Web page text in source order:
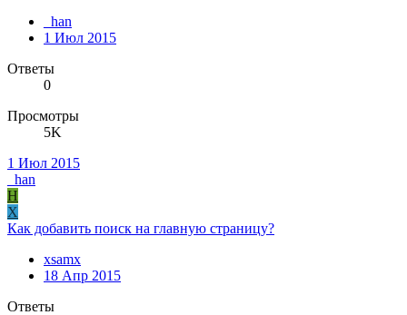
_han
1 Июл 2015
Ответы
0
Просмотры
5K
1 Июл 2015
_han
H
X
Как добавить поиск на главную страницу?
xsamx
18 Апр 2015
Ответы